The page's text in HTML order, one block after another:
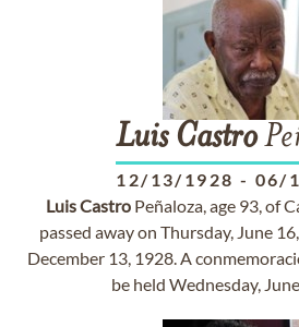
Luis Castro
12/13/1928 - 06/
LuisCastro Peñaloza, age 93, of
passed away on Thursday, June
December 13, 1928. A
be held Wednesday,